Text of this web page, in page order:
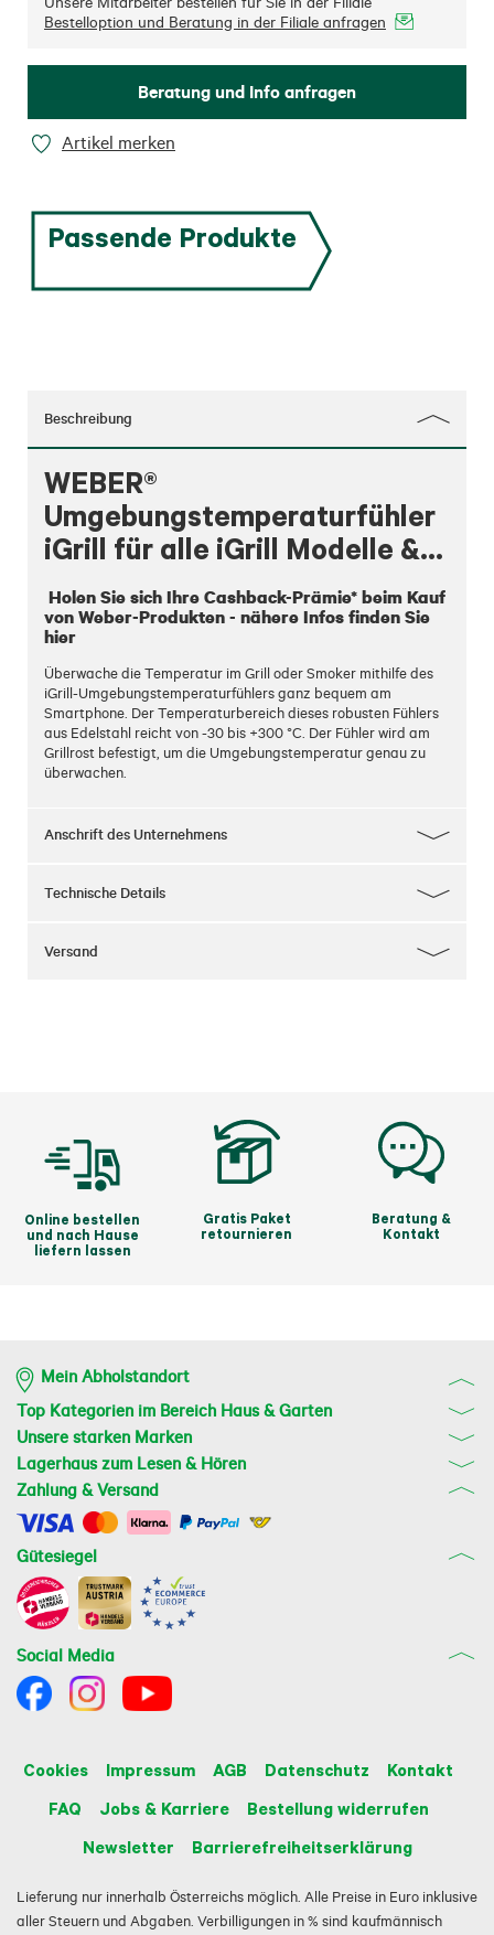
Bestelloption und Beratung in der Filiale anfragen
Beratung und Info anfragen
Artikel merken
Passende Produkte
Beschreibung
WEBER®
Umgebungstemperaturfühler
iGrill für alle iGrill Modelle &
WEBER® Connect
von Weber-Produkten - nähere Infos finden Sie
hier
Überwache die Temperatur im Grill oder Smoker mithilfe des
iGrill-Umgebungstemperaturfühlers ganz bequem am
Smartphone. Der Temperaturbereich dieses robusten Fühlers
aus Edelstahl reicht von -30 bis +300 °C. Der Fühler wird am
Grillrost befestigt, um die Umgebungstemperatur genau zu
überwachen.
Anschrift des Unternehmens
Technische Details
Versand
Online bestellen
und nach Hause
liefern lassen
Gratis Paket
retournieren
Beratung &
Kontakt
Mein Abholstandort
Top Kategorien im Bereich Haus & Garten
Unsere starken Marken
Lagerhaus zum Lesen & Hören
Zahlung & Versand
Gütesiegel
Social Media
Cookies Impressum AGB Datenschutz
Kontakt
FAQ
Jobs & Karriere
Bestellung widerrufen
Newsletter
Barrierefreiheitserklärung
Lieferung nur innerhalb Österreichs möglich. Alle Preise in Euro inklusive
aller Steuern und Abgaben. Verbilligungen in % sind kaufmännisch